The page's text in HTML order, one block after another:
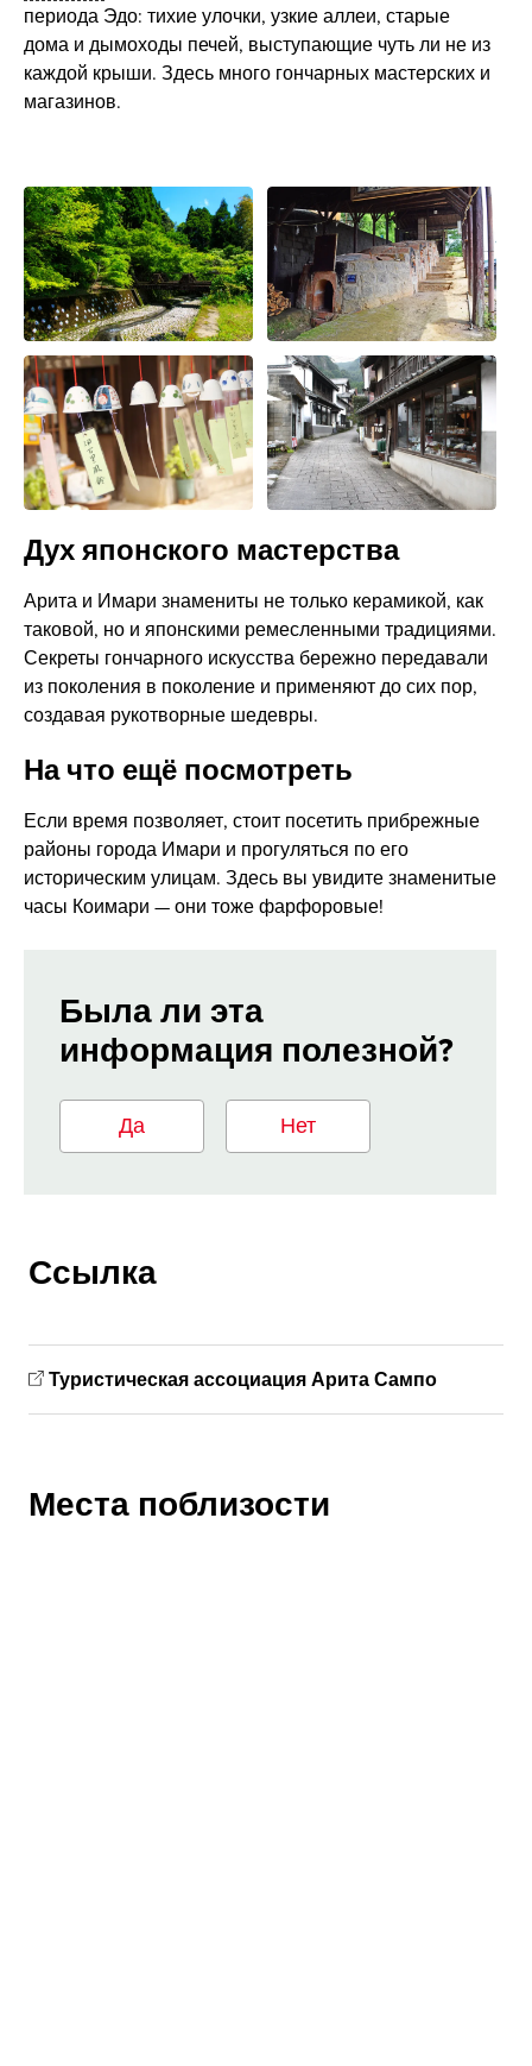
периода Эдо: тихие улочки, узкие аллеи, старые
дома и дымоходы печей, выступающие чуть ли не из
каждой крыши. Здесь много гончарных мастерских и
магазинов.
Дух японского мастерства
Арита и Имари знамениты не только керамикой, как
таковой, но и японскими ремесленными традициями.
Секреты гончарного искусства бережно передавали
из поколения в поколение и применяют до сих пор,
создавая рукотворные шедевры.
На что ещё посмотреть
Если время позволяет, стоит посетить прибрежные
районы города Имари и прогуляться по его
историческим улицам. Здесь вы увидите знаменитые
часы Коимари — они тоже фарфоровые!
Была ли эта
информация полезной?
Да Нет
Ссылка
Туристическая ассоциация Арита Сампо
Места поблизости